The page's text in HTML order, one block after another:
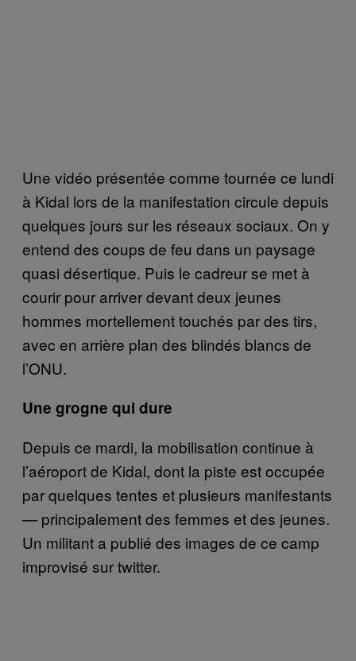
Une vidéo présentée comme tournée ce lundi
à Kidal lors de la manifestation circule depuis
quelques jours sur les réseaux sociaux. On y
entend des coups de feu dans un paysage
quasi désertique. Puis le cadreur se met à
courir pour arriver devant deux jeunes
hommes mortellement touchés par des tirs,
avec en arrière plan des blindés blancs de
l’ONU.
Une grogne qui dure
Depuis ce mardi, la mobilisation continue à
l’aéroport de Kidal, dont la piste est occupée
par quelques tentes et plusieurs manifestants
— principalement des femmes et des jeunes.
Un militant a publié des images de ce camp
improvisé sur twitter.